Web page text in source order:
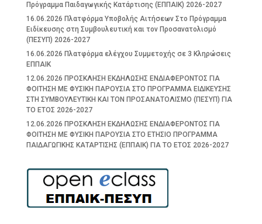
Πρόγραμμα Παιδαγωγικής Κατάρτισης (ΕΠΠΑΙΚ) 2026-2027
16.06.2026 Πλατφόρμα Υποβολής Αιτήσεων Στο Πρόγραμμα
Ειδίκευσης στη Συμβουλευτική και τον Προσανατολισμό
(ΠΕΣΥΠ) 2026-2027
16.06.2026 Πλατφόρμα ελέγχου Συμμετοχής σε 3 Κληρώσεις
ΕΠΠΑΙΚ
12.06.2026 ΠΡΟΣΚΛΗΣΗ ΕΚΔΗΛΩΣΗΣ ΕΝΔΙΑΦΕΡΟΝΤΟΣ ΓΙΑ
ΦΟΙΤΗΣΗ ΜΕ ΦΥΣΙΚΗ ΠΑΡΟΥΣΙΑ ΣΤΟ ΠΡΟΓΡΑΜΜΑ ΕΙΔΙΚΕΥΣΗΣ
ΣΤΗ ΣΥΜΒΟΥΛΕΥΤΙΚΗ ΚΑΙ ΤΟΝ ΠΡΟΣΑΝΑΤΟΛΙΣΜΟ (ΠΕΣΥΠ) ΓΙΑ
ΤΟ ΕΤΟΣ 2026-2027
12.06.2026 ΠΡΟΣΚΛΗΣΗ ΕΚΔΗΛΩΣΗΣ ΕΝΔΙΑΦΕΡΟΝΤΟΣ ΓΙΑ
ΦΟΙΤΗΣΗ ΜΕ ΦΥΣΙΚΗ ΠΑΡΟΥΣΙΑ ΣΤΟ ΕΤΗΣΙΟ ΠΡΟΓΡΑΜΜΑ
ΠΑΙΔΑΓΩΓΙΚΗΣ ΚΑΤΑΡΤΙΣΗΣ (ΕΠΠΑΙΚ) ΓΙΑ ΤΟ ΕΤΟΣ 2026-2027